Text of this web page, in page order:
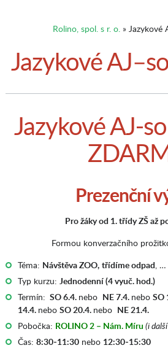
Rolino, spol. s r. o.» Jazykové
Jazykové
Jazykové AJ-
Prezenční
Pro žáky od 1. třídy ZŠ až
Formou konverzačního
Téma: Návštěva ZOO, třídíme odpad, …
Typ kurzu: Jednodenní (4 vyuč. hod.)
Termín: SO 6.4. nebo NE 7.4. nebo SO
14.4. nebo SO 20.4. nebo NE 21.4.
Pobočka: ROLINO 2 – Nám. Míru (i
Čas: 8:30-11:30nebo 12:30-15:30